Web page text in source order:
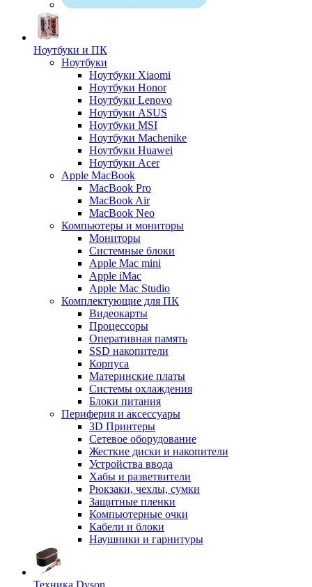
Ноутбуки и ПК
Ноутбуки
Ноутбуки Xiaomi
Ноутбуки Honor
Ноутбуки Lenovo
Ноутбуки ASUS
Ноутбуки MSI
Ноутбуки Machenike
Ноутбуки Huawei
Ноутбуки Acer
Apple MacBook
MacBook Pro
MacBook Air
MacBook Neo
Компьютеры и мониторы
Мониторы
Системные блоки
Apple Mac mini
Apple iMac
Apple Mac Studio
Комплектующие для ПК
Видеокарты
Процессоры
Оперативная память
SSD накопители
Корпуса
Материнские платы
Системы охлаждения
Блоки питания
Периферия и аксессуары
3D Принтеры
Сетевое оборудование
Жесткие диски и накопители
Устройства ввода
Хабы и разветвители
Рюкзаки, чехлы, сумки
Защитные пленки
Компьютерные очки
Кабели и блоки
Наушники и гарнитуры
Техника Dyson